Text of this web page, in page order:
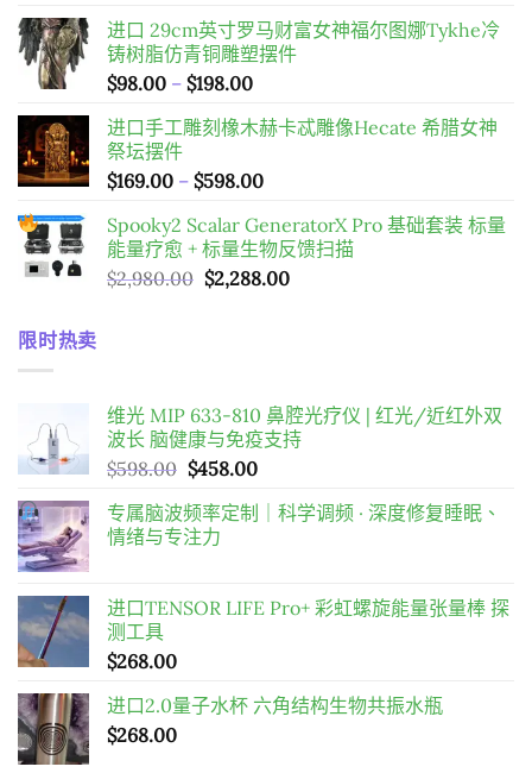
價
格：
$598.00。
價
格：
进口 29cm英寸罗马财富女神福尔图娜Tykhe冷
铸树脂仿青铜雕塑摆件
$98.00 – $198.00價
範
$98.00
$198.00
进口手工雕刻橡木赫卡忒雕像Hecate 希腊女神
祭坛摆件
$169.00 – $598.00價
範
圍：
$169.00
Spooky2 Scalar GeneratorX Pro 基础套装 标量
能量疗愈 + 标量生物反馈扫描
$2,980.00 原
$2,288.00目
限时热卖
维光 MIP 633-810 鼻腔光疗仪 | 红光/近红外双
波长 脑健康与免疫支持
$598.00 原
價
格：
$458.00目
價
专属脑波频率定制｜科学调频 · 深度修复睡眠、
情绪与专注力
进口TENSOR LIFE Pro+ 彩虹螺旋能量张量棒 探
测工具
$268.00
进口2.0量子水杯 六角结构生物共振水瓶
$268.00